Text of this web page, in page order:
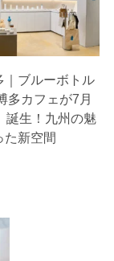
｜ブルーボトル
多カフェが7月
誕生！九州の魅
た新空間